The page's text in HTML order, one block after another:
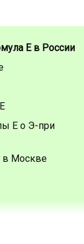
Е в России
Е о Э-при
в Москве